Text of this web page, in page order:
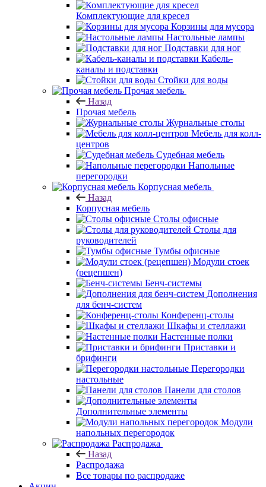
Комплектующие для кресел
Корзины для мусора
Настольные лампы
Подставки для ног
Кабель-
каналы и подставки
Стойки для воды
Прочая мебель
Назад
Прочая мебель
Журнальные столы
Мебель для колл-
центров
Судебная мебель
Напольные
перегородки
Корпусная мебель
Назад
Корпусная мебель
Столы офисные
Столы для
руководителей
Тумбы офисные
Модули стоек
(рецепшен)
Бенч-системы
Дополнения
для бенч-систем
Конференц-столы
Шкафы и стеллажи
Настенные полки
Приставки и
брифинги
Перегородки
настольные
Панели для столов
Дополнительные элементы
Модули
напольных перегородок
Распродажа
Назад
Распродажа
Все товары по распродаже